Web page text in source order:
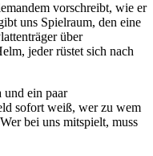
vorschreibt, wie er
uns Spielraum, den eine
über
jeder rüstet sich nach
und ein paar
sofort weiß, wer zu wem
bei uns mitspielt, muss